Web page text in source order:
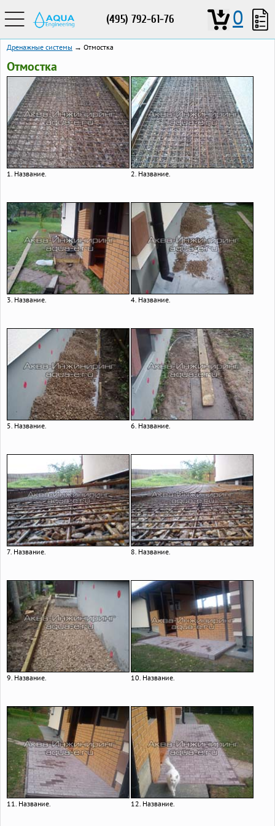
(495) 792-61-76 0
Дренажные системы → Отмостка
Отмостка
1. Название. 2. Название.
3. Название. 4. Название.
5. Название. 6. Название.
7. Название. 8. Название.
9. Название. 10. Название.
11. Название. 12. Название.